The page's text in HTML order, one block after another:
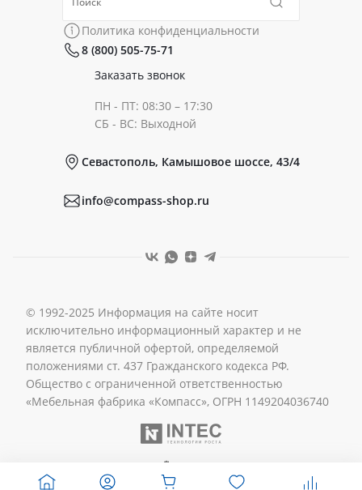
Политика конфиденциальности
Коллекции
Политика конфиденциальности
8 (800) 505-75-71
Заказать звонок
ПН - ПТ: 08:30 – 17:30
СБ - ВС: Выходной
Севастополь, Камышовое шоссе, 43/4
info@compass-shop.ru
© 1992-2025 Информация на сайте носит
исключительно информационный характер и не
является публичной офертой, определяемой
положениями ст. 437 Гражданского кодекса РФ.
Общество с ограниченной ответственностью
«Мебельная фабрика «Компасс», ОГРН 1149204036740